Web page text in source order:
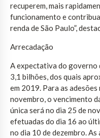
recuperem, mais
funcionamento e
renda de São Paulo”,
Arrecadação
A expectativa do governo
3,1 bilhões, dos quais
em 2019. Para as
novembro, o vencimento
única será no dia 25 de
efetuadas do dia 16 ao
no dia 10 de dezembro.